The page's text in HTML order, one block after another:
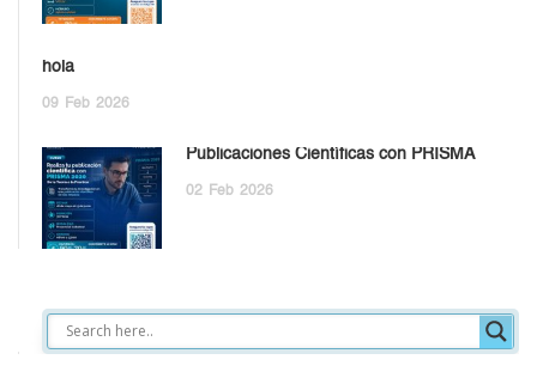
hola
09 Feb 2026
Publicaciones Científicas con PRISMA
02 Feb 2026